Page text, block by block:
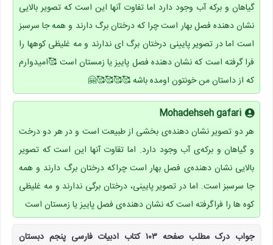
گیاهان و برکه آب وجود دارد اما تفاوت آنها این است که تصویر بالایی
نشان دهنده فصل بهار است چرا که درختان برگ دارند و همه جا سرسبز
است اما در تصویر پایینی درختان برگ ای ندارند و مه غلیظی کوهها را
فرا گرفته است که نشان دهنده فصل پاییز یا زمستان است 🥰امیدوارم
که از داستان من خونتون اومده باشه 🥰🥰🥰🥰🤗
Mohadehseh gafari
هر دو تصویر نشان دهنده‌ی بخشی از طبیعت است و در هر دو درخت
و گیاهان و برکه‌ی آب وجود دارد. اما تقاوت آنها این است که تصویر
بالایی نشان دهنده‌ی فصل بهار است چراکه درختان برگ دارند و همه
جا سرسبز است. اما در تصویر پایینی، درختان برگی ندارند و مه غلیظی
کوه ها را فراگرفته است که نشان دهنده‌ی فصل پاییز یا زمستان است
جواب درک مطلب صفحه ۱۰۳ کتاب ادبیات فارسی پنجم دبستان